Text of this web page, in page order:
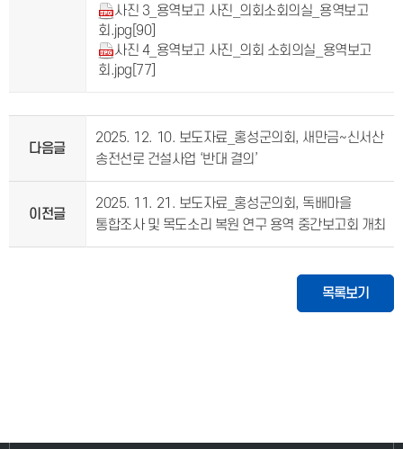
사진 3_용역보고 사진_의회소회의실_용역보고
회.jpg [90]
사진 4_용역보고 사진_의회 소회의실_용역보고
회.jpg [77]
다음글
2025. 12. 10. 보도자료_홍성군의회, 새만금~신서산
송전선로 건설사업 ‘반대 결의’
이전글
2025. 11. 21. 보도자료_홍성군의회, 독배마을
통합조사 및 목도소리 복원 연구 용역 중간보고회 개최
목록보기